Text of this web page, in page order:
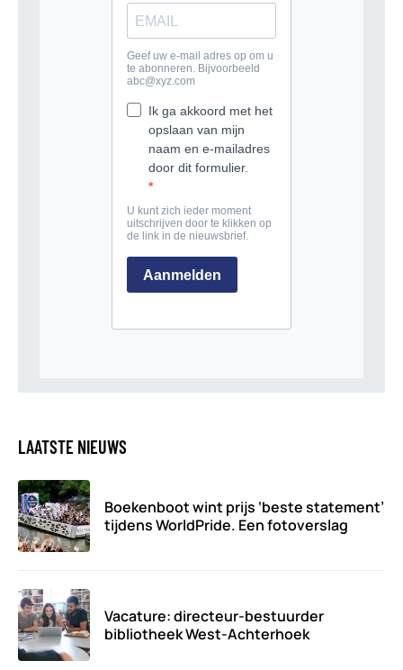
LAATSTE NIEUWS
Boekenboot wint prijs ‘beste statement’
tijdens WorldPride. Een fotoverslag
Vacature: directeur-bestuurder
bibliotheek West-Achterhoek